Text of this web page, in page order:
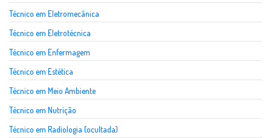
Técnico em Eletromecânica
Técnico em Eletrotécnica
Técnico em Enfermagem
Técnico em Estética
Técnico em Meio Ambiente
Técnico em Nutrição
Técnico em Radiologia (ocultada)